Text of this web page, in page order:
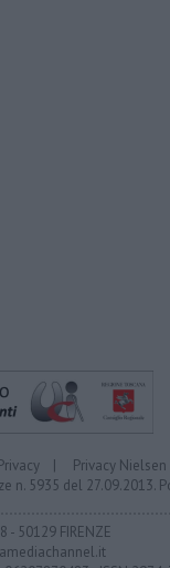
| Privacy Nielsen
n. 5935 del 27.09.2013.
- 50129 FIRENZE